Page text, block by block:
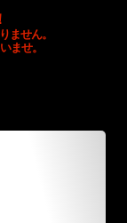
ません。
ませ。